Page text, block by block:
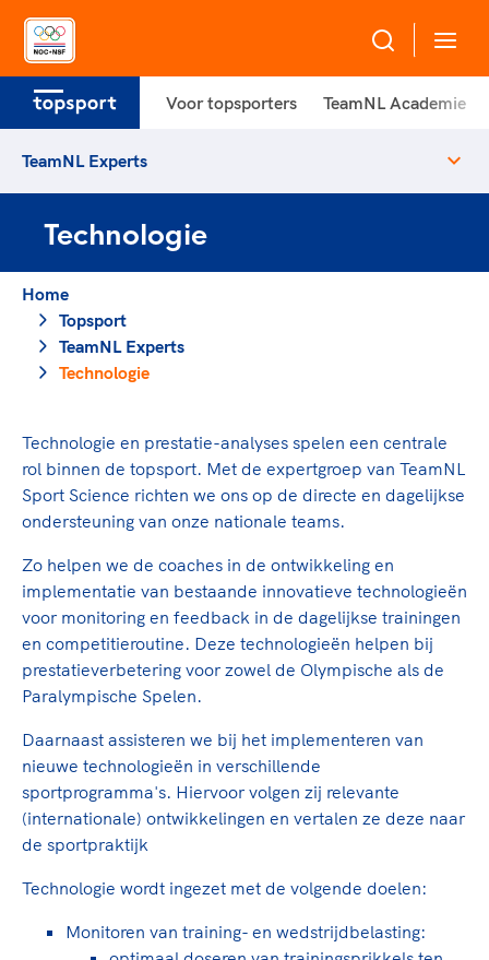
Over NOC*NSF
Leden
Algemene Vergadering
Merkbescherming NOC*NSF
Sportonderzoek
Sportakkoord II
Game Changer
TeamNL kids
Olympische geschiedenis
Nieuwspagina
Columns
Sport gaat niet vanzelf
Sportdeelname
Bonden en professionals in de sport
Beleidsmedewerkers
Clubbestuurders
Coördinatoren en opleiders
Veilige en integere sport
Gezonde sportomgeving
Duurzaamheid
Bekwaam sportkader
Vitale clubs en bestuurlijk kader
Sportmatch
Clubacties
Handboek Wet- en Regelgeving
Opleidingen en trainingen
Ruimte voor sport
Topsport
Voor talentvolle sporters
Atletencommissie
TeamNL Academie Kalender
Kennisaanbod TeamNL Experts
TeamNL Sport Science Centre
Olympische Spelen LA28
Europese Spelen Istanbul 2027
Topsportbeleid
Topsportfinanciering
Maatschappelijke waarde topsport
Voor bonden
Pers
Voor topsporters TeamNL Academie
TeamNL Experts
Technologie
Home
Topsport
TeamNL Experts
Technologie
Technologie en prestatie-analyses spelen een centrale
rol binnen de topsport. Met de expertgroep van TeamNL
Sport Science richten we ons op de directe en dagelijkse
ondersteuning van onze nationale teams.
Zo helpen we de coaches in de ontwikkeling en
implementatie van bestaande innovatieve technologieën
voor monitoring en feedback in de dagelijkse trainingen
en competitieroutine. Deze technologieën helpen bij
prestatieverbetering voor zowel de Olympische als de
Paralympische Spelen.
Daarnaast assisteren we bij het implementeren van
nieuwe technologieën in verschillende
sportprogramma's. Hiervoor volgen zij relevante
(internationale) ontwikkelingen en vertalen ze deze naar
de sportpraktijk
Technologie wordt ingezet met de volgende doelen:
Monitoren van training- en wedstrijdbelasting: